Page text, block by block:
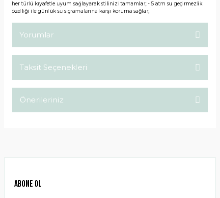
her türlü kıyafetle uyum sağlayarak stilinizi tamamlar; - 5 atm su geçirmezlik
özelliği ile günlük su sıçramalarına karşı koruma sağlar;
Yorumlar
Taksit Seçenekleri
Önerileriniz
Ürün resmi kalitesiz, bozuk veya görüntülenemiyor.
ABONE OL